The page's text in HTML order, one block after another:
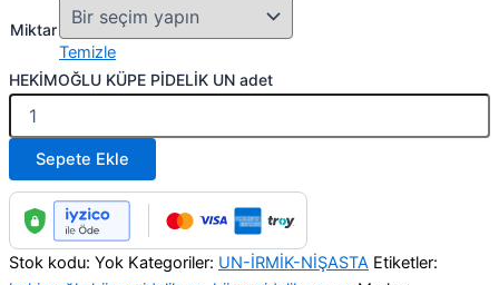
Miktar
Temizle
HEKİMOĞLU KÜPE PİDELİK UN adet
Sepete Ekle
Stok kodu: Yok Kategoriler: UN-İRMİK-NİŞASTA Etiketler: